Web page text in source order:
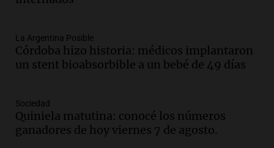
estatal: la SENAF asegura que se enteró
Radioinforme 3
Episodios
Los gustos caros del ministro
3x1:4
Episodios
Desalojos: propietarios del
La Argentina Posible
Córdoba hizo historia: médicos implantaron
un stent bioabsorbible a un bebé de 49 días
Sociedad
Quiniela matutina: conocé los números
ganadores de hoy viernes 7 de agosto.